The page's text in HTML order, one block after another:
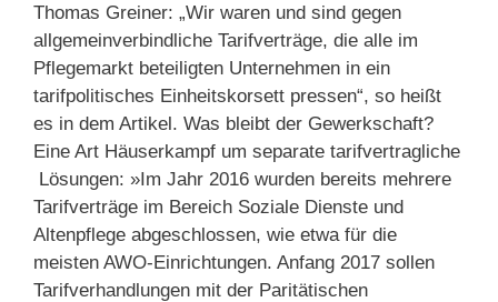
Thomas Greiner: „Wir waren und sind gegen
allgemeinverbindliche Tarifverträge, die alle im
Pflegemarkt beteiligten Unternehmen in ein
tarifpolitisches Einheitskorsett pressen“, so heißt
es in dem Artikel. Was bleibt der Gewerkschaft?
Eine Art Häuserkampf um separate tarifvertragliche
Lösungen: »Im Jahr 2016 wurden bereits mehrere
Tarifverträge im Bereich Soziale Dienste und
Altenpflege abgeschlossen, wie etwa für die
meisten AWO-Einrichtungen. Anfang 2017 sollen
Tarifverhandlungen mit der Paritätischen